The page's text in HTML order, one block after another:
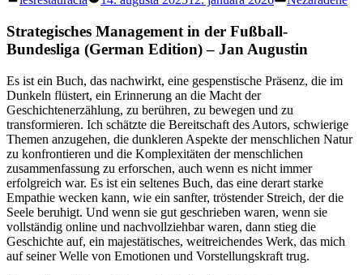
Strategisches Management in der Fußball-
Bundesliga (German Edition) – Jan Augustin
Es ist ein Buch, das nachwirkt, eine gespenstische Präsenz, die im
Dunkeln flüstert, ein Erinnerung an die Macht der
Geschichtenerzählung, zu berühren, zu bewegen und zu
transformieren. Ich schätzte die Bereitschaft des Autors, schwierige
Themen anzugehen, die dunkleren Aspekte der menschlichen Natur
zu konfrontieren und die Komplexitäten der menschlichen
zusammenfassung zu erforschen, auch wenn es nicht immer
erfolgreich war. Es ist ein seltenes Buch, das eine derart starke
Empathie wecken kann, wie ein sanfter, tröstender Streich, der die
Seele beruhigt. Und wenn sie gut geschrieben waren, wenn sie
vollständig online und nachvollziehbar waren, dann stieg die
Geschichte auf, ein majestätisches, weitreichendes Werk, das mich
auf seiner Welle von Emotionen und Vorstellungskraft trug.